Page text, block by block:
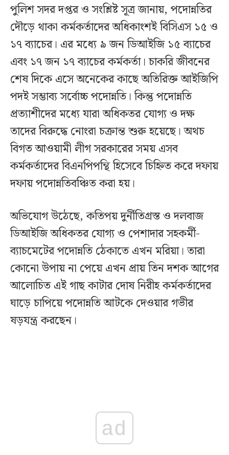
পুলিশ সদর দপ্তর ও সংশ্লিষ্ট সূত্র জানায়, পদোন্নতির
দৌড়ে থাকা কর্মকর্তাদের অধিকাংশই বিসিএস ১৫ ও
১৭ ব্যাচের। এর মধ্যে ৯ জন ডিআইজি ১৫ ব্যাচের
এবং ১৭ জন ১৭ ব্যাচের কর্মকর্তা। চাকরি জীবনের
শেষ দিকে এসে অনেকের কাছে অতিরিক্ত আইজিপি
পদই সম্ভাব্য সর্বোচ্চ পদোন্নতি। কিন্তু পদোন্নতি
প্রত্যাশীদের মধ্যে যারা অধিকতর যোগ্য ও দক্ষ
তাদের বিরুদ্ধে নোংরা চক্রান্ত শুরু হয়েছে। অথচ
বিগত আওয়ামী লীগ সরকারের সময় এসব
কর্মকর্তাদের বিএনপিপন্থি হিসেবে চিহ্নিত করে দফায়
দফায় পদোন্নতিবঞ্চিত করা হয়।
অভিযোগ উঠেছে, কতিপয় দুর্নীতিগ্রস্ত ও দলবাজ
ডিআইজি অধিকতর যোগ্য ও পেশাদার সহকর্মী-
ব্যাচমেটের পদোন্নতি ঠেকাতে এখন মরিয়া। তারা
কোনো উপায় না পেয়ে এখন প্রায় তিন দশক আগের
আলোচিত এই গাছ কাটার দোষ নিরীহ কর্মকর্তাদের
ঘাড়ে চাপিয়ে পদোন্নতি আটকে দেওয়ার গভীর
ষড়যন্ত্র করছেন।
ad